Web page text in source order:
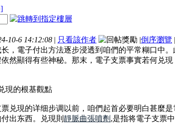
10-6 14:12:08 | 只看該作者 |倒序瀏覽 |
，電子付出方法逐步浸透到咱們的平常糊口中
然顯得有些神秘。那末，電子支票事實若何兑
現的根基觀點
兑現的详细步调以前，咱們起首必要明白甚麼
出东西。兑現則 靜脈曲張噴劑 ,是指将電子支票